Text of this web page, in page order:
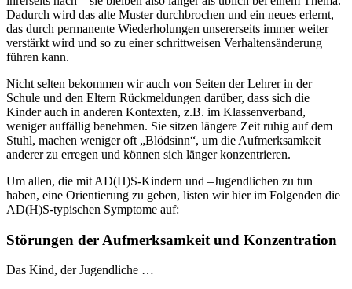
Dadurch wird das alte Muster durchbrochen und ein neues erlernt,
das durch permanente Wiederholungen unsererseits immer weiter
verstärkt wird und so zu einer schrittweisen Verhaltensänderung
führen kann.
Nicht selten bekommen wir auch von Seiten der Lehrer in der
Schule und den Eltern Rückmeldungen darüber, dass sich die
Kinder auch in anderen Kontexten, z.B. im Klassenverband,
weniger auffällig benehmen. Sie sitzen längere Zeit ruhig auf dem
Stuhl, machen weniger oft „Blödsinn“, um die Aufmerksamkeit
anderer zu erregen und können sich länger konzentrieren.
Um allen, die mit AD(H)S-Kindern und –Jugendlichen zu tun
haben, eine Orientierung zu geben, listen wir hier im Folgenden die
AD(H)S-typischen Symptome auf:
Störungen der Aufmerksamkeit und Konzentration
Das Kind, der Jugendliche …